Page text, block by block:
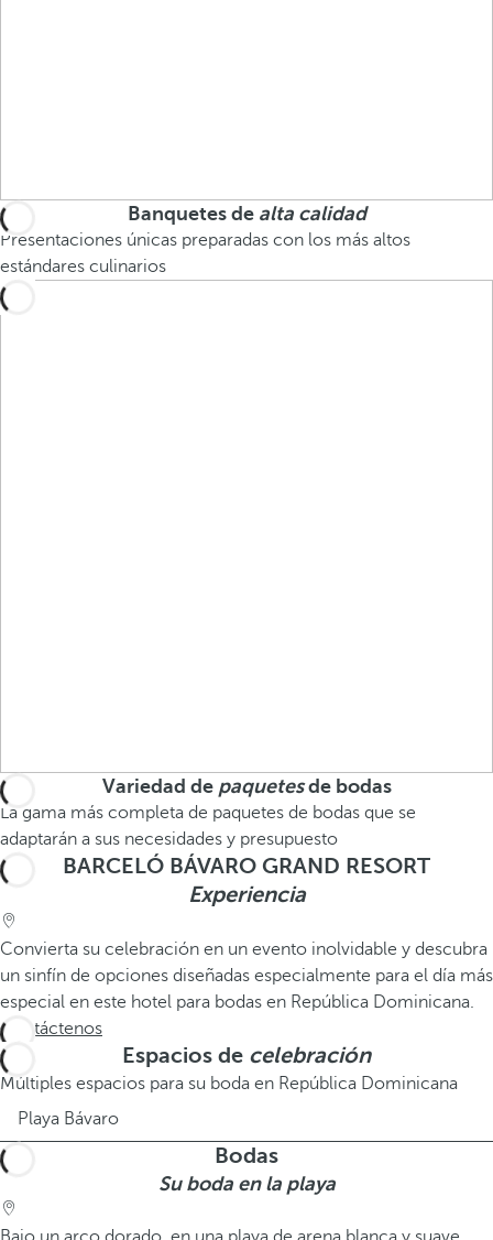
Banquetes de alta calidad
Presentaciones únicas preparadas con los más altos
estándares culinarios
Variedad de paquetesde bodas
La gama más completa de paquetes de bodas que se
adaptarán a sus necesidades y presupuesto
BARCELÓ BÁVARO GRAND RESORT
Experiencia
Convierta su celebración en un evento inolvidable y descubra
un sinfín de opciones diseñadas especialmente para el día más
especial en este hotel para bodas en República Dominicana.
Contáctenos
Espacios de celebración
Múltiples espacios para su boda en República Dominicana
Playa Bávaro
Bodas
Su boda en la playa